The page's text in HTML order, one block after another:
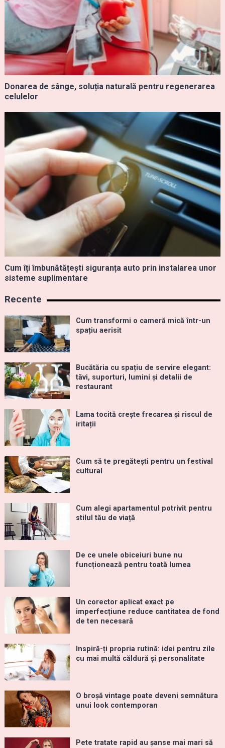
Donarea de sânge, soluția naturală pentru regenerarea
celulelor
Cum îți îmbunătățești siguranța auto prin instalarea unor
sisteme suplimentare
Recente
Cum transformi o cameră mică într-un
spațiu aerisit
Bucătăria cu spațiu de servire elegant:
tăvi, suporturi, lumini și detalii de
restaurant
Lama tocită crește frecarea și riscul de
iritații
Cum să te pregătești pentru un festival
cultural
Cum alegi apartamentul potrivit pentru
stilul tău de viață
De ce unele obiceiuri bune nu
funcționează pentru toată lumea
Un corector aplicat exact pe
imperfecțiune reduce cantitatea de fond
de ten necesară
Inspiră-ți propria rutină: idei pentru zile
cu mai multă căldură și personalitate
O broșă vintage poate deveni semnătura
unui look contemporan
Pete tratate rapid au șanse mai mari să